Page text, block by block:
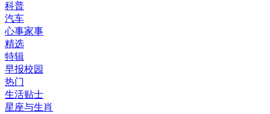
科普
汽车
心事家事
精选
特辑
早报校园
热门
生活贴士
星座与生肖